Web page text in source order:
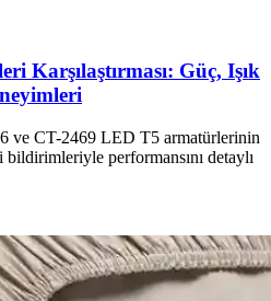
Karşılaştırması: Güç, Işık
ve CT-2469 LED T5 armatürlerinin
bildirimleriyle performansını detaylı